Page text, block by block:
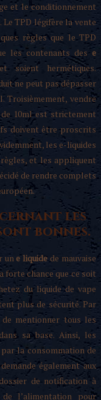
et le conditionnement
TPD légifère la vente
règles que le TPD
les contenants dese
soient hermétiques.
ne peut pas dépasser
Troisièmement, vendre
10ml est strictement
doivent être proscrits
les e-liquides
et les appliquent
de rendre complets
les
bonnes.
un e liquide de mauvaise
forte chance que ce soit
du liquide de vape
plus de sécurité. Par
mentionner tous les
sa base. Ainsi, les
la consommation de
également aux
de notification à
l’alimentation pour